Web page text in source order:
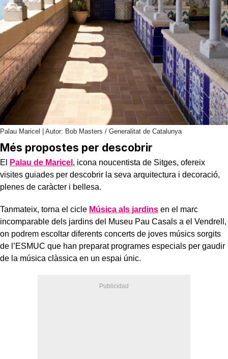
Palau Maricel | Autor: Bob Masters / Generalitat de Catalunya
Més propostes per descobrir
El Palau de Maricel , icona noucentista de Sitges, ofereix
visites guiades per descobrir la seva arquitectura i decoració,
plenes de caràcter i bellesa.
Tanmateix, torna el cicle Música als jardins en el marc
incomparable dels jardins del Museu Pau Casals a el Vendrell,
on podrem escoltar diferents concerts de joves músics sorgits
de l’ESMUC que han preparat programes especials per gaudir
de la música clàssica en un espai únic.